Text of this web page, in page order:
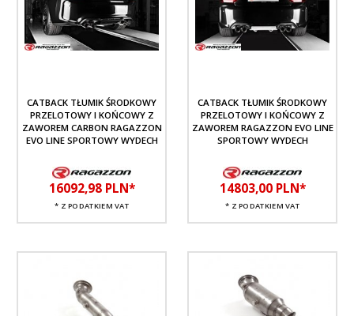
CATBACK TŁUMIK ŚRODKOWY
PRZELOTOWY I KOŃCOWY Z
ZAWOREM CARBON RAGAZZON
EVO LINE SPORTOWY WYDECH
16092,98 PLN*
* Z PODATKIEM VAT
CATBACK TŁUMIK ŚRODKOWY
PRZELOTOWY I KOŃCOWY Z
ZAWOREM RAGAZZON EVO LINE
SPORTOWY WYDECH
14803,00 PLN*
* Z PODATKIEM VAT